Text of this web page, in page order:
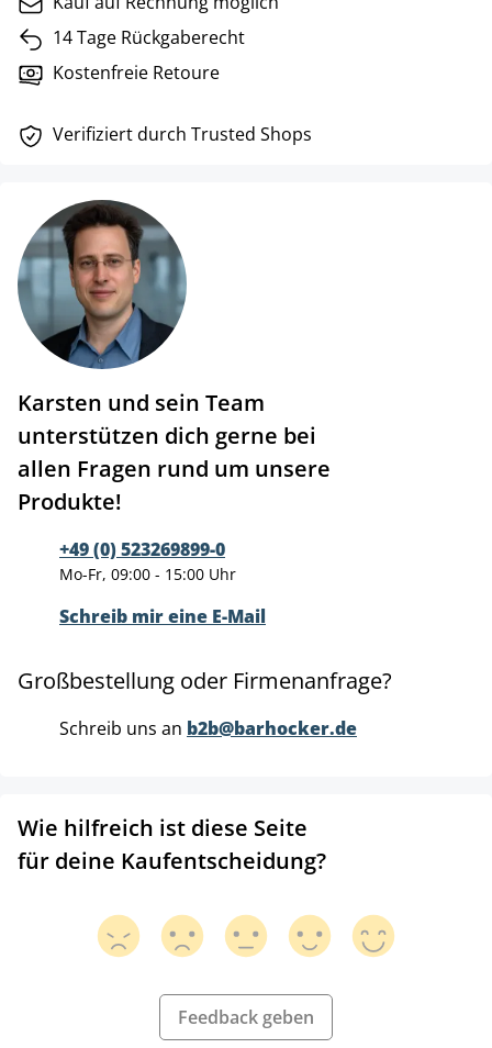
14 Tage Rückgaberecht
Kostenfreie Retoure
Verifiziert durch Trusted Shops
Karsten und sein Team
unterstützen dich gerne bei
allen Fragen rund um unsere
Produkte!
+49 (0) 523269899-0
Mo-Fr, 09:00 - 15:00 Uhr
Schreib mir eine E-Mail
Großbestellung oder Firmenanfrage?
Schreib uns an b2b@barhocker.de
Wie hilfreich ist diese Seite
für deine Kaufentscheidung?
Feedback geben